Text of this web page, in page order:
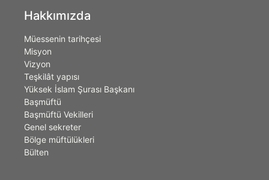
Hakkımızda
Müessenin tarihçesi
Misyon
Vizyon
Teşkilât yapısı
Yüksek İslam Şurası Başkanı
Başmüftü
Başmüftü Vekilleri
Genel sekreter
Bölge müftülükleri
Bülten